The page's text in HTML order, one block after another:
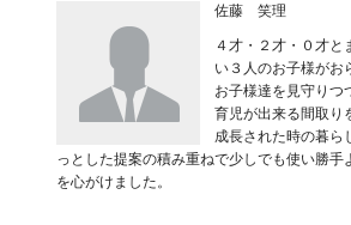
佐藤 笑理
４才・２才・０才と
い３人のお子様がお
お子様達を見守りつ
育児が出来る間取り
成長された時の暮ら
っとした提案の積み重ねで少しでも使い勝手
を心がけました。